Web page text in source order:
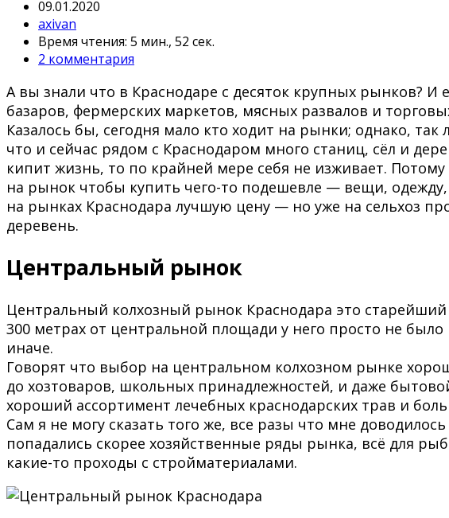
09.01.2020
axivan
Время чтения: 5 мин., 52 сек.
2 комментария
А вы знали что в Краснодаре с десяток крупных рынков? И
базаров, фермерских маркетов, мясных развалов и
Казалось бы, сегодня мало кто ходит на рынки; однако, так
что и сейчас рядом с Краснодаром много станиц, сёл и
кипит жизнь, то по крайней мере себя не изживает. Потому
на рынок чтобы купить чего-то подешевле — вещи,
на рынках Краснодара лучшую цену — но уже на сельхоз
деревень.
Центральный рынок
Центральный колхозный рынок Краснодара это
300 метрах от центральной площади у него просто не было
иначе.
Говорят что выбор на центральном колхозном рынке
до хозтоваров, школьных принадлежностей, и даже
хороший ассортимент лечебных краснодарских трав и
Сам я не могу сказать того же, все разы что мне
попадались скорее хозяйственные ряды рынка, всё для
какие-то проходы с стройматериалами.